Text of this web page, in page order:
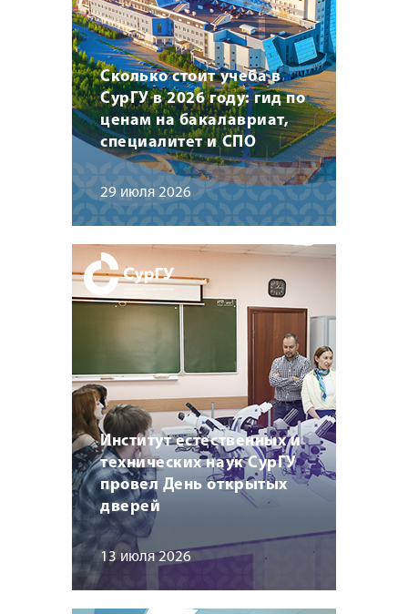
Сколько стоит учеба в
СурГУ в 2026 году: гид по
ценам на бакалавриат,
специалитет и СПО
29 июля 2026
Институт естественных и
технических наук СурГУ
провел День открытых
дверей
13 июля 2026